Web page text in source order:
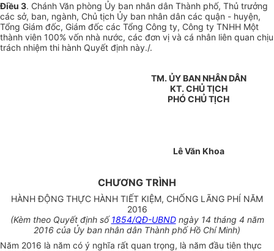
Điều 3. Chánh Văn phòng Ủy ban nhân dân Thành phố, Thủ trưởng
các sở, ban, ngành, Chủ tịch Ủy ban nhân dân các quận - huyện,
Tổng Giám đốc, Giám đốc các Tổng Công ty, Công ty TNHH Một
thành viên 100% vốn nhà nước, các đơn vị và cá nhân liên quan chịu
trách nhiệm thi hành Quyết định này./.
TM. ỦY BAN NHÂN DÂN
KT. CHỦ TỊCH
PHÓ CHỦ TỊCH
Lê Văn Khoa
CHƯƠNG TRÌNH
HÀNH ĐỘNG THỰC HÀNH TIẾT KIỆM, CHỐNG LÃNG PHÍ NĂM
2016
(Kèm theo Quyết định số1854/QĐ-UBNDngày 14 tháng 4 năm
2016 của Ủy ban nhân dân Thành phố Hồ Chí Minh)
Năm 2016 là năm có ý nghĩa rất quan trọng, là năm đầu tiên thực